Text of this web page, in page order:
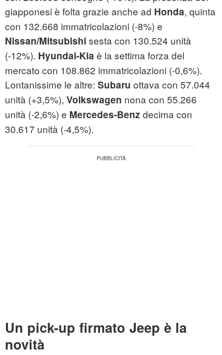
giapponesi è folta grazie anche ad Honda, quinta
con 132.668 immatricolazioni (-8%) e
Nissan/Mitsubishi sesta con 130.524 unità
(-12%). Hyundai-Kia è la settima forza del
mercato con 108.862 immatricolazioni (-0,6%).
Lontanissime le altre: Subaru ottava con 57.044
unità (+3,5%), Volkswagen nona con 55.266
unità (-2,6%) e Mercedes-Benz decima con
30.617 unità (-4,5%).
Un pick-up firmato Jeep è la
novità